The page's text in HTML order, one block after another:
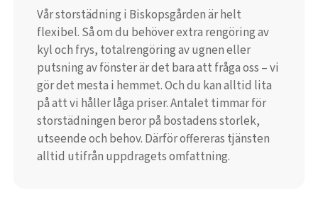
Vår storstädning i Biskopsgården är helt
flexibel. Så om du behöver extra rengöring av
kyl och frys, totalrengöring av ugnen eller
putsning av fönster är det bara att fråga oss – vi
gör det mesta i hemmet. Och du kan alltid lita
på att vi håller låga priser. Antalet timmar för
storstädningen beror på bostadens storlek,
utseende och behov. Därför offereras tjänsten
alltid utifrån uppdragets omfattning.